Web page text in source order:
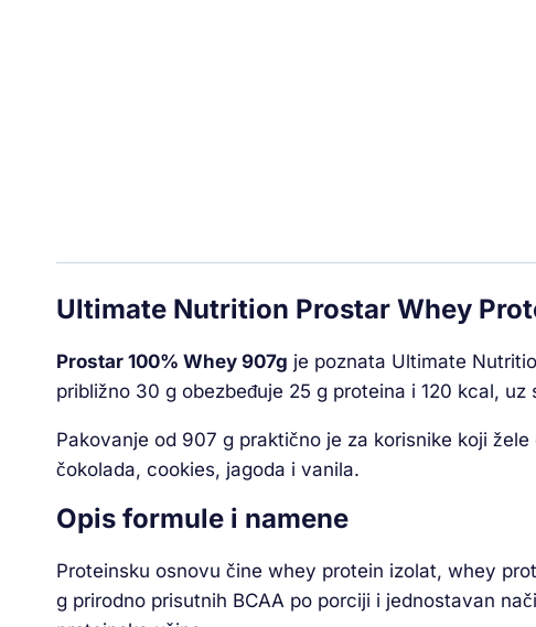
Ultimate Nutrition Prostar Whey
Prostar 100% Whey 907g je poznata Ultimate
približno 30 g obezbeđuje 25 g proteina i 120 kcal,
Pakovanje od 907 g praktično je za korisnike koji
čokolada, cookies, jagoda i vanila.
Opis formule i namene
Proteinsku osnovu čine whey protein izolat, whey
g prirodno prisutnih BCAA po porciji i jednostavan